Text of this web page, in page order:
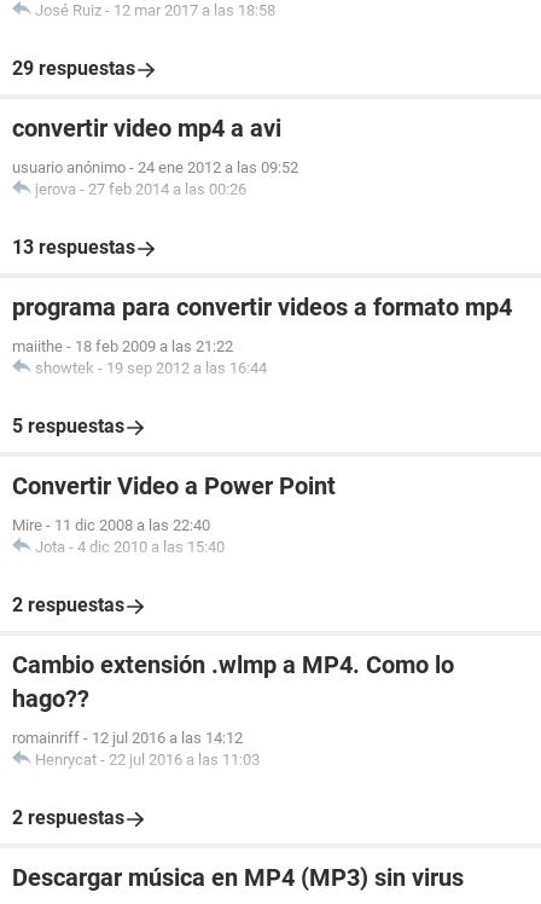
José Ruiz - 12 mar 2017 a las 18:58
29 respuestas
convertir video mp4 a avi
usuario anónimo - 24 ene 2012 a las 09:52
jerova - 27 feb 2014 a las 00:26
13 respuestas
programa para convertir videos a formato mp4
maiithe - 18 feb 2009 a las 21:22
showtek - 19 sep 2012 a las 16:44
5 respuestas
Convertir Video a Power Point
Mire - 11 dic 2008 a las 22:40
Jota - 4 dic 2010 a las 15:40
2 respuestas
Cambio extensión .wlmp a MP4. Como lo
hago??
romainriff - 12 jul 2016 a las 14:12
Henrycat - 22 jul 2016 a las 11:03
2 respuestas
Descargar música en MP4 (MP3) sin virus